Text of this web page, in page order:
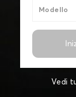
Modello
Vedi